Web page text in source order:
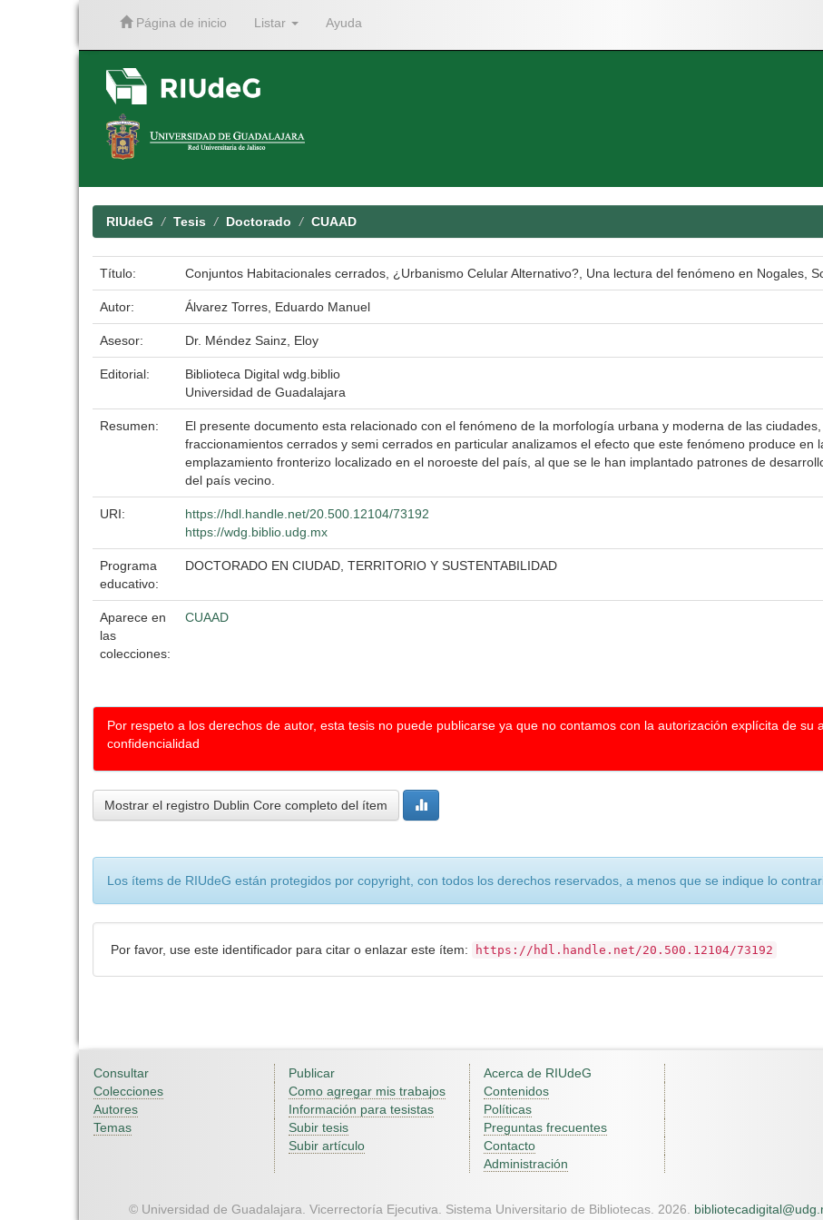
Página de inicio Listar Ayuda
RIUdeG Tesis Doctorado CUAAD
Título: Conjuntos Habitacionales cerrados, ¿Urbanismo Celular Alternativo?, Una lectura del fenómeno en Nogales,
Autor: Álvarez Torres, Eduardo Manuel
Asesor: Dr. Méndez Sainz, Eloy
Editorial:
Biblioteca Digital wdg.biblio
Universidad de Guadalajara
Resumen:
El presente documento esta relacionado con el fenómeno de la morfología urbana y moderna de las
fraccionamientos cerrados y semi cerrados en particular analizamos el efecto que este fenómeno produce en
emplazamiento fronterizo localizado en el noroeste del país, al que se le han implantado patrones de
del país vecino.
URI:
https://hdl.handle.net/20.500.12104/73192
https://wdg.biblio.udg.mx
Programa
educativo:
DOCTORADO EN CIUDAD, TERRITORIO Y SUSTENTABILIDAD
Aparece en
las
colecciones:
CUAAD
Por respeto a los derechos de autor, esta tesis no puede publicarse ya que no contamos con la autorización explícita de su
confidencialidad
Mostrar el registro Dublin Core completo del ítem
Los ítems de RIUdeG están protegidos por copyright, con todos los derechos reservados, a menos que se indique lo
Por favor, use este identificador para citar o enlazar este ítem: https://hdl.handle.net/20.500.12104/73192
Consultar
Colecciones
Autores
Temas
Publicar
Como agregar mis trabajos
Información para tesistas
Subir tesis
Subir artículo
Acerca de RIUdeG
Contenidos
Políticas
Preguntas frecuentes
Contacto
Administración
© Universidad de Guadalajara. Vicerrectoría Ejecutiva. Sistema Universitario de Bibliotecas. 2026.